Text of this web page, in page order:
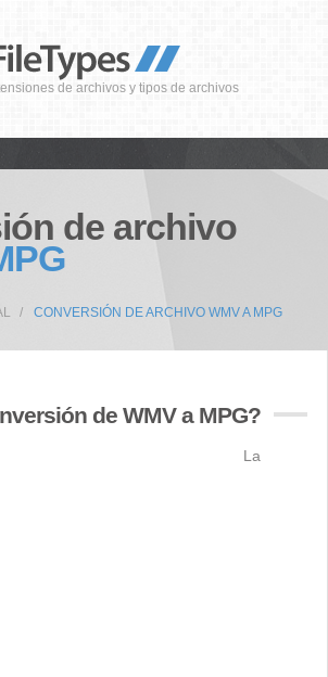
de archivos y tipos de archivos
de archivo
CONVERSIÓN DE ARCHIVO WMV A MPG
de WMV a MPG?
La